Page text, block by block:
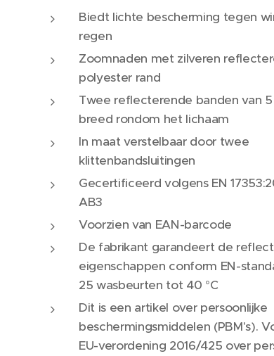
Biedt lichte bescherming tegen
regen
Zoomnaden met zilveren
polyester rand
Twee reflecterende banden van
breed rondom het lichaam
In maat verstelbaar door twee
klittenbandsluitingen
Gecertificeerd volgens EN
AB3
Voorzien van EAN-barcode
De fabrikant garandeert de
eigenschappen conform EN-
25 wasbeurten tot 40 °C
Dit is een artikel over persoonlijke
beschermingsmiddelen (PBM's).
EU-verordening 2016/425 over